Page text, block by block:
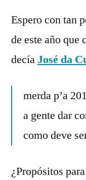
Espero con tan
de este año que
decía José da
merda p’a
a gente dar
como deve
¿Propósitos